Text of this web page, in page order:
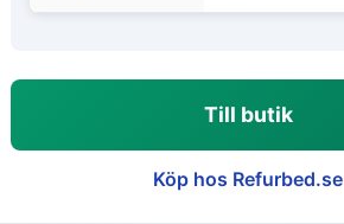
Till butik
Köp hos Refurbed.se